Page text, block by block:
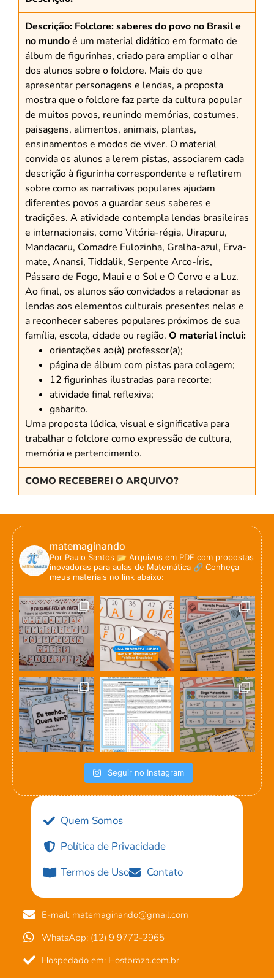
Descrição: Folclore: saberes do povo no Brasil e
no mundoé um material didático em formato de
álbum de figurinhas, criado para ampliar o olhar
dos alunos sobre o folclore. Mais do que
apresentar personagens e lendas, a proposta
mostra que o folclore faz parte da cultura popular
de muitos povos, reunindo memórias, costumes,
paisagens, alimentos, animais, plantas,
ensinamentos e modos de viver. O material
convida os alunos a lerem pistas, associarem cada
descrição à figurinha correspondente e refletirem
sobre como as narrativas populares ajudam
diferentes povos a guardar seus saberes e
tradições. A atividade contempla lendas brasileiras
e internacionais, como Vitória-régia, Uirapuru,
Mandacaru, Comadre Fulozinha, Gralha-azul, Erva-
mate, Anansi, Tiddalik, Serpente Arco-Íris,
Pássaro de Fogo, Maui e o Sol e O Corvo e a Luz.
Ao final, os alunos são convidados a relacionar as
lendas aos elementos culturais presentes nelas e
a reconhecer saberes populares próximos de sua
família, escola, cidade ou região. O material inclui:
orientações ao(à) professor(a);
página de álbum com pistas para colagem;
12 figurinhas ilustradas para recorte;
atividade final reflexiva;
gabarito.
Uma proposta lúdica, visual e significativa para
trabalhar o folclore como expressão de cultura,
memória e pertencimento.
COMO RECEBEREI O ARQUIVO?
matemaginando
Por Paulo Santos 📂 Arquivos em PDF com propostas
inovadoras para aulas de Matemática 🔗 Conheça
meus materiais no link abaixo:
Seguir no Instagram
Quem Somos
Política de Privacidade
Termos de Uso
Contato
E-mail: matemaginando@gmail.com
WhatsApp: (12) 9 9772-2965
Hospedado em: Hostbraza.com.br